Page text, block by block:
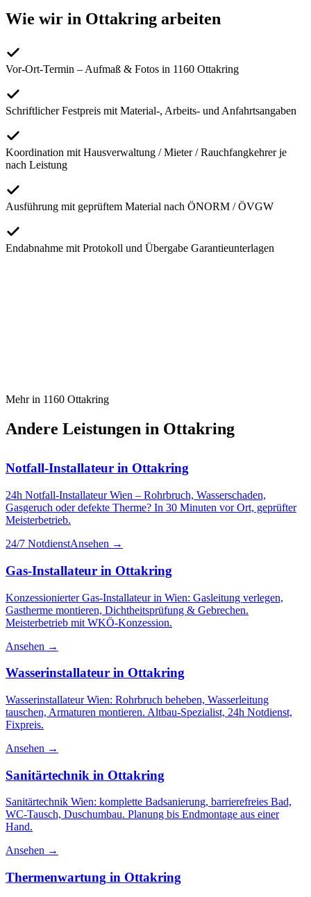
Wie wir in Ottakring arbeiten
Vor-Ort-Termin – Aufmaß & Fotos in 1160 Ottakring
Schriftlicher Festpreis mit Material-, Arbeits- und Anfahrtsangaben
Koordination mit Hausverwaltung / Mieter / Rauchfangkehrer je
nach Leistung
Ausführung mit geprüftem Material nach ÖNORM / ÖVGW
Endabnahme mit Protokoll und Übergabe Garantieunterlagen
Mehr in 1160 Ottakring
Andere Leistungen in Ottakring
Notfall-Installateur in Ottakring
24h Notfall-Installateur Wien – Rohrbruch, Wasserschaden,
Gasgeruch oder defekte Therme? In 30 Minuten vor Ort, geprüfter
Meisterbetrieb.
24/7 NotdienstAnsehen →
Gas-Installateur in Ottakring
Konzessionierter Gas-Installateur in Wien: Gasleitung verlegen,
Gastherme montieren, Dichtheitsprüfung & Gebrechen.
Meisterbetrieb mit WKÖ-Konzession.
Ansehen →
Wasserinstallateur in Ottakring
Wasserinstallateur Wien: Rohrbruch beheben, Wasserleitung
tauschen, Armaturen montieren. Altbau-Spezialist, 24h Notdienst,
Fixpreis.
Ansehen →
Sanitärtechnik in Ottakring
Sanitärtechnik Wien: komplette Badsanierung, barrierefreies Bad,
WC-Tausch, Duschumbau. Planung bis Endmontage aus einer
Hand.
Ansehen →
Thermenwartung in Ottakring